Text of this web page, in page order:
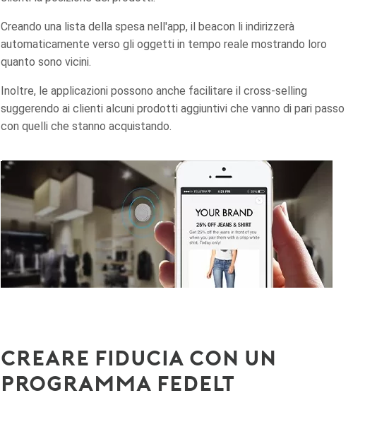
Creando una lista della spesa nell'app, il beacon li indirizzerà
automaticamente verso gli oggetti in tempo reale mostrando loro
quanto sono vicini.
Inoltre, le applicazioni possono anche facilitare il cross-selling
suggerendo ai clienti alcuni prodotti aggiuntivi che vanno di pari passo
con quelli che stanno acquistando.
Creare fiducia con un
programma fedeltà